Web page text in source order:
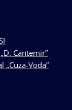
Cantemir”
„Cuza-Voda”